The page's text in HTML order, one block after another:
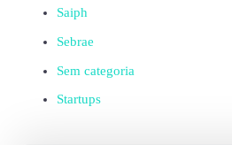
Saiph
Sebrae
Sem categoria
Startups